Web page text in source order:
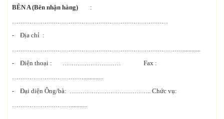
BÊN A (Bên nhận hàng) :
………………………………………………………………
- Địa chỉ :
…………………………………………………………………….............
- Điện thoại : ……………………… Fax :
…………………………….............
- Đại diện Ông/bà: ……………………………….. Chức vụ:
………………………...........